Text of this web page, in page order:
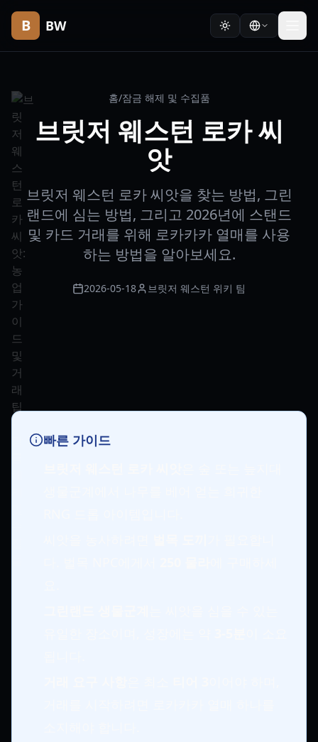
B BW
홈/잠금 해제 및 수집품
브릿저 웨스턴 로카 씨
앗
브릿저 웨스턴 로카 씨앗을 찾는 방법, 그린
랜드에 심는 방법, 그리고 2026년에 스탠드
및 카드 거래를 위해 로카카카 열매를 사용
하는 방법을 알아보세요.
2026-05-18 브릿저 웨스턴 위키 팀
빠른 가이드